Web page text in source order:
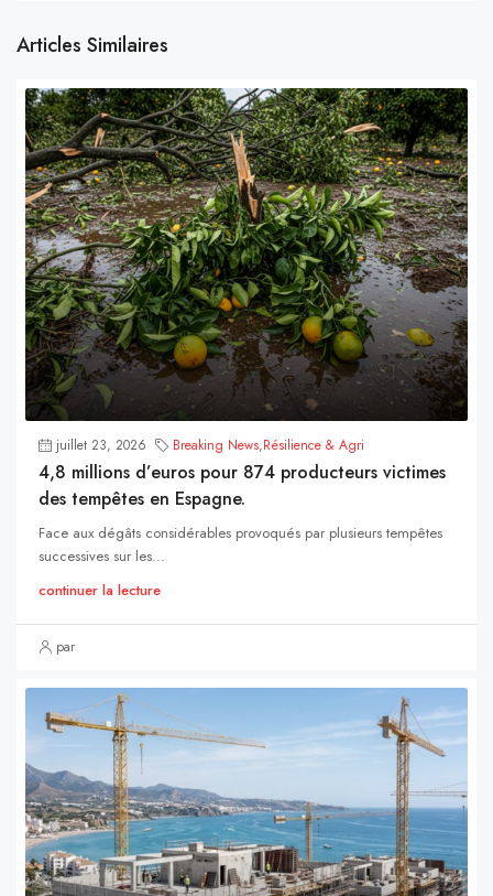
Articles Similaires
juillet 23, 2026 Breaking News,Résilience & Agri
4,8 millions d’euros pour 874 producteurs victimes
des tempêtes en Espagne.
Face aux dégâts considérables provoqués par plusieurs tempêtes
successives sur les...
continuer la lecture
par